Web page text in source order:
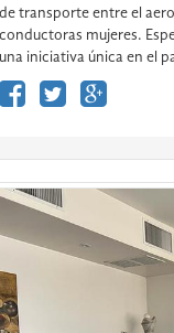
de transporte entre el
conductoras mujeres.
una iniciativa única en el